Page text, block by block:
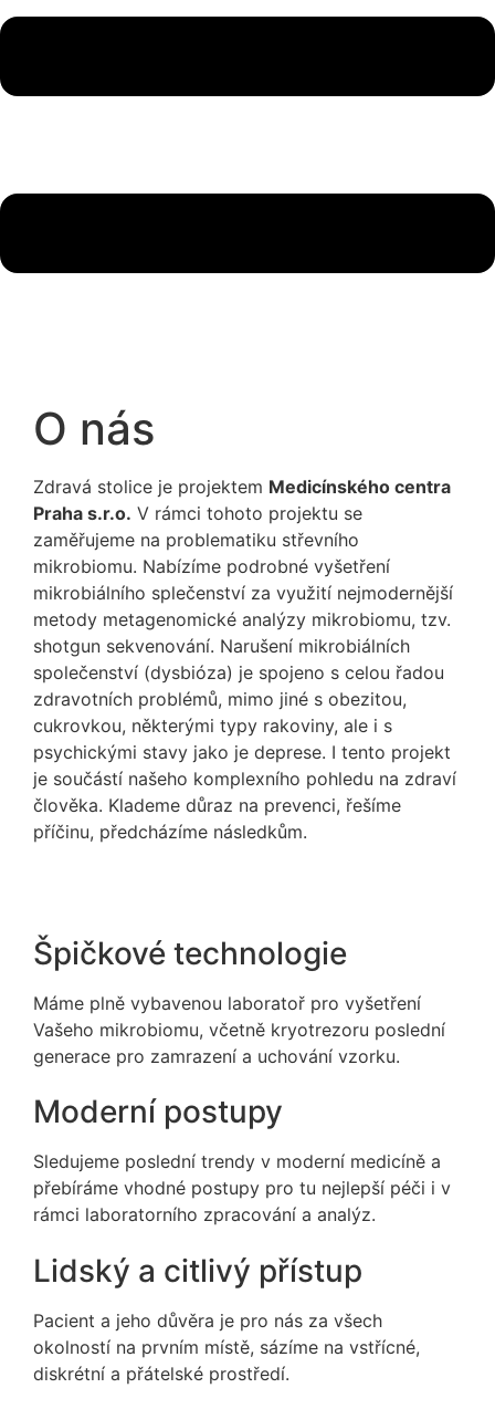
O nás
Zdravá stolice je projektem Medicínského centra
Praha s.r.o. V rámci tohoto projektu se
zaměřujeme na problematiku střevního
mikrobiomu. Nabízíme podrobné vyšetření
mikrobiálního splečenství za využití nejmodernější
metody metagenomické analýzy mikrobiomu, tzv.
shotgun sekvenování. Narušení mikrobiálních
společenství (dysbióza) je spojeno s celou řadou
zdravotních problémů, mimo jiné s obezitou,
cukrovkou, některými typy rakoviny, ale i s
psychickými stavy jako je deprese. I tento projekt
je součástí našeho komplexního pohledu na zdraví
člověka. Klademe důraz na prevenci, řešíme
příčinu, předcházíme následkům.
Špičkové technologie
Máme plně vybavenou laboratoř pro vyšetření
Vašeho mikrobiomu, včetně kryotrezoru poslední
generace pro zamrazení a uchování vzorku.
Moderní postupy
Sledujeme poslední trendy v moderní medicíně a
přebíráme vhodné postupy pro tu nejlepší péči i v
rámci laboratorního zpracování a analýz.
Lidský a citlivý přístup
Pacient a jeho důvěra je pro nás za všech
okolností na prvním místě, sázíme na vstřícné,
diskrétní a přátelské prostředí.